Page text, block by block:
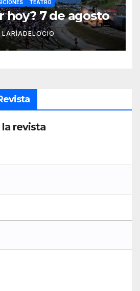
TEATRO
hoy? 7 de agosto
LARÍADELOCIO
revista